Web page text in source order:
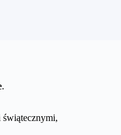
.
świątecznymi,